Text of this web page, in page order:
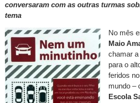
conversaram com as outras turmas
tema
No mês
Maio
chamar
para o
feridos
mundo –
Escola